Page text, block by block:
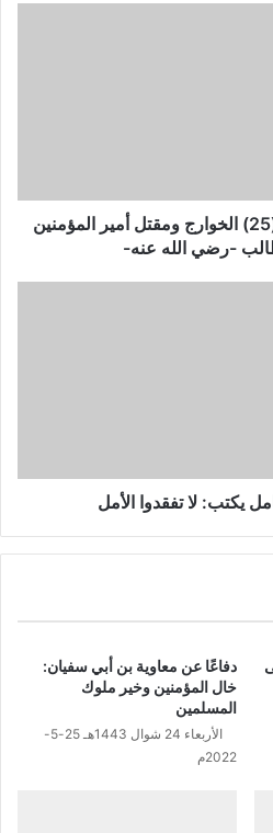
صفحات مِن ذاكرة التاريخ (25) الخوارج ومقتل أمير المؤمنين
-رضي الله عنه-
يكتب: لا تفقدوا الأمل
دفاعًا عن معاوية بن أبي سفيان:
خال المؤمنين وخير ملوك
المسلمين
الأربعاء 24 شوال 1443هـ 25-5-
2022م